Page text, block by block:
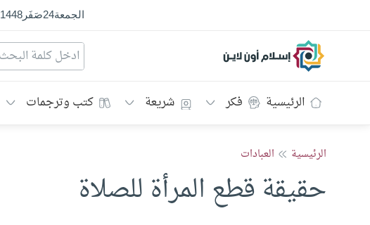
الجمعة24صَفَر1448 هـ
إسلام أون لاين
الرئيسية فكر شريعة كتب وترجمات
الرئيسية العبادات
حقيقة قطع المرأة للصلاة